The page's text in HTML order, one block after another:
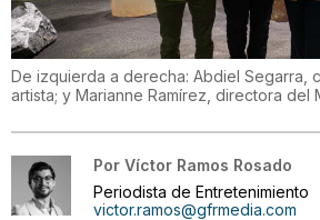
De izquierda a derecha: Abdiel Segarra,
artista; y Marianne Ramírez, directora del
Por Víctor Ramos Rosado
Periodista de Entretenimiento
victor.ramos@gfrmedia.com